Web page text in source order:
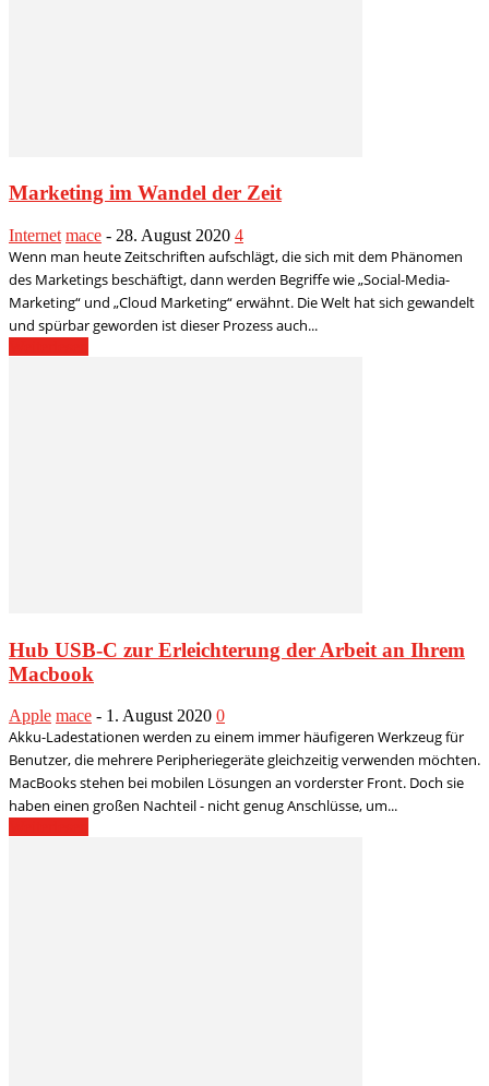
Marketing im Wandel der Zeit
Internet mace - 28. August 2020 4
Wenn man heute Zeitschriften aufschlägt, die sich mit dem Phänomen
des Marketings beschäftigt, dann werden Begriffe wie „Social-Media-
Marketing“ und „Cloud Marketing“ erwähnt. Die Welt hat sich gewandelt
und spürbar geworden ist dieser Prozess auch...
Hub USB-C zur Erleichterung der Arbeit an Ihrem
Macbook
Apple mace - 1. August 2020 0
Akku-Ladestationen werden zu einem immer häufigeren Werkzeug für
Benutzer, die mehrere Peripheriegeräte gleichzeitig verwenden möchten.
MacBooks stehen bei mobilen Lösungen an vorderster Front. Doch sie
haben einen großen Nachteil - nicht genug Anschlüsse, um...